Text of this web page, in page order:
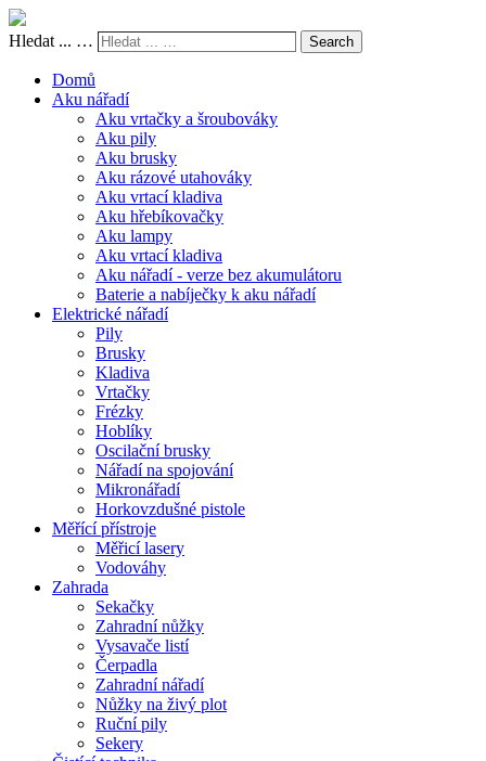
Hledat ... … Search
Domů
Aku nářadí
Aku vrtačky a šroubováky
Aku pily
Aku brusky
Aku rázové utahováky
Aku vrtací kladiva
Aku hřebíkovačky
Aku lampy
Aku vrtací kladiva
Aku nářadí - verze bez akumulátoru
Baterie a nabíječky k aku nářadí
Elektrické nářadí
Pily
Brusky
Kladiva
Vrtačky
Frézky
Hoblíky
Oscilační brusky
Nářadí na spojování
Mikronářadí
Horkovzdušné pistole
Měřící přístroje
Měřicí lasery
Vodováhy
Zahrada
Sekačky
Zahradní nůžky
Vysavače listí
Čerpadla
Zahradní nářadí
Nůžky na živý plot
Ruční pily
Sekery